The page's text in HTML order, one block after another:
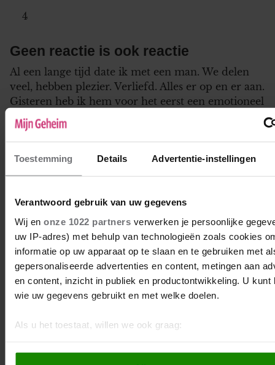
Toestemming Details Advertentie-instellingen
Verantwoord gebruik van uw gegevens
Wij en onze 1022 partnersverwerken je persoonlijke
uw IP-adres) met behulp van technologieën zoals cookies
informatie op uw apparaat op te slaan en te gebruiken met
gepersonaliseerde advertenties en content, metingen aan
en content, inzicht in publiek en productontwikkeling. U kunt
wie uw gegevens gebruikt en met welke doelen.
Als u het toestaat, willen we ook graag:
paar meter nauwkeurig kan zijn
4
Geen reactie is ook reactie
Al een lange tijd date ik met een man. We delen
veel, hebben plezier. Verliefd. Alles er op en er aan.
Gisteren heb ik hem voor het eerst een emotioneel
berichtje gestuurd. Had dit liever in het echt
gedaan, maar dit gaat juist niet door de
omstandigheden (ben niet in Nederland). Ik
luchtte mijn hart….
Alles in de soep
Opzoek naar verhalen over vrouwen die
vreemdgaan was ik. Ik ben sites tegen gekomen
waarin zij elkaar volledig begrijpen, maar op deze
site lees ik verschillende meningen en dat heb ik
nodig. Een steun en een harde mening, om meer
jaar. 3,5 jaar samen…
4